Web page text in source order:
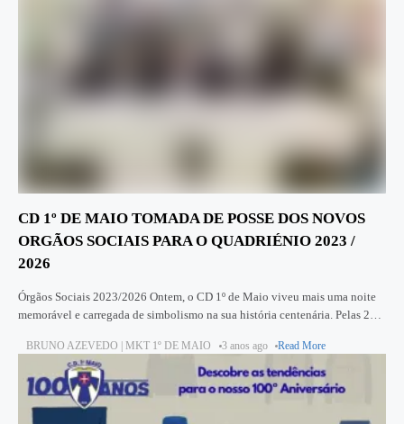
CD 1º DE MAIO TOMADA DE POSSE DOS NOVOS
ORGÃOS SOCIAIS PARA O QUADRIÉNIO 2023 /
2026
Órgãos Sociais 2023/2026 Ontem, o CD 1º de Maio viveu mais uma noite
memorável e carregada de simbolismo na sua história centenária. Pelas 20
BRUNO AZEVEDO | MKT 1º DE MAIO 3 anos ago Read More